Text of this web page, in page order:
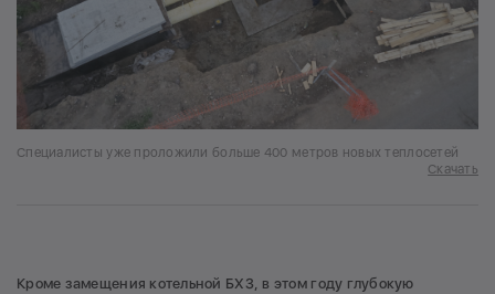
Специалисты уже проложили больше 400 метров новых теплосетей
Скачать
Кроме замещения котельной БХЗ, в этом году глубокую